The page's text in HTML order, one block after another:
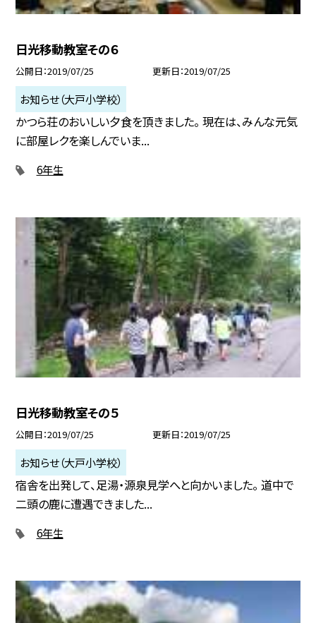
日光移動教室その６
公開日 2019/07/25 更新日 2019/07/25
お知らせ（大戸小学校）
かつら荘のおいしい夕食を頂きました。 現在は、みんな元気
に部屋レクを楽しんでいま...
6年生
日光移動教室その５
公開日 2019/07/25 更新日 2019/07/25
お知らせ（大戸小学校）
宿舎を出発して、足湯・源泉見学へと向かいました。 道中で
二頭の鹿に遭遇できました...
6年生